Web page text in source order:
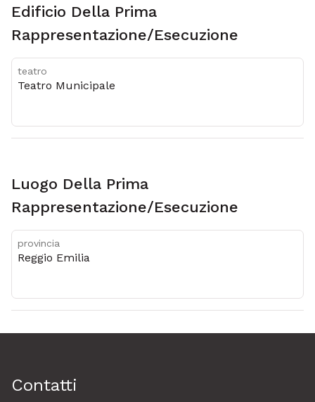
Edificio Della Prima
Rappresentazione/esecuzione
teatro
Teatro Municipale
Luogo Della Prima
Rappresentazione/esecuzione
provincia
Reggio Emilia
Contatti